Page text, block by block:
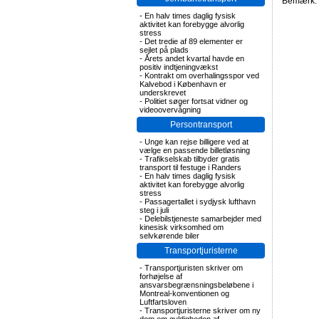
- En halv times daglig fysisk
aktivitet kan forebygge alvorlig
stress
- Det tredie af 89 elementer er
sejlet på plads
- Årets andet kvartal havde en
positiv indtjeningvækst
- Kontrakt om overhalingsspor ved
Kalvebod i København er
underskrevet
- Politiet søger fortsat vidner og
videoovervågning
Persontransport
- Unge kan rejse billigere ved at
vælge en passende billetløsning
- Trafikselskab tilbyder gratis
transport til festuge i Randers
- En halv times daglig fysisk
aktivitet kan forebygge alvorlig
stress
- Passagertallet i sydjysk lufthavn
steg i juli
- Delebilstjeneste samarbejder med
kinesisk virksomhed om
selvkørende biler
Transportjuristerne
- Transportjuristen skriver om
forhøjelse af
ansvarsbegrænsningsbeløbene i
Montreal-konventionen og
Luftfartsloven
- Transportjuristerne skriver om ny